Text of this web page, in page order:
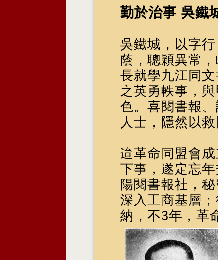
勤於治事 吳鐵
吳鐵城，以字
蔭，聰穎異常
長就學九江同
之英勇軼事，
色。喜閱書報
人士，隱然以
迨革命同盟會
下事，遂定忘
陽閱書報社，
深入工商基層
納，不3年，革